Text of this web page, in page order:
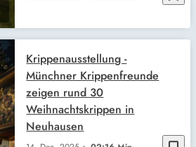
Krippenausstellung -
Münchner Krippenfreunde
zeigen rund 30
Weihnachtskrippen in
Neuhausen